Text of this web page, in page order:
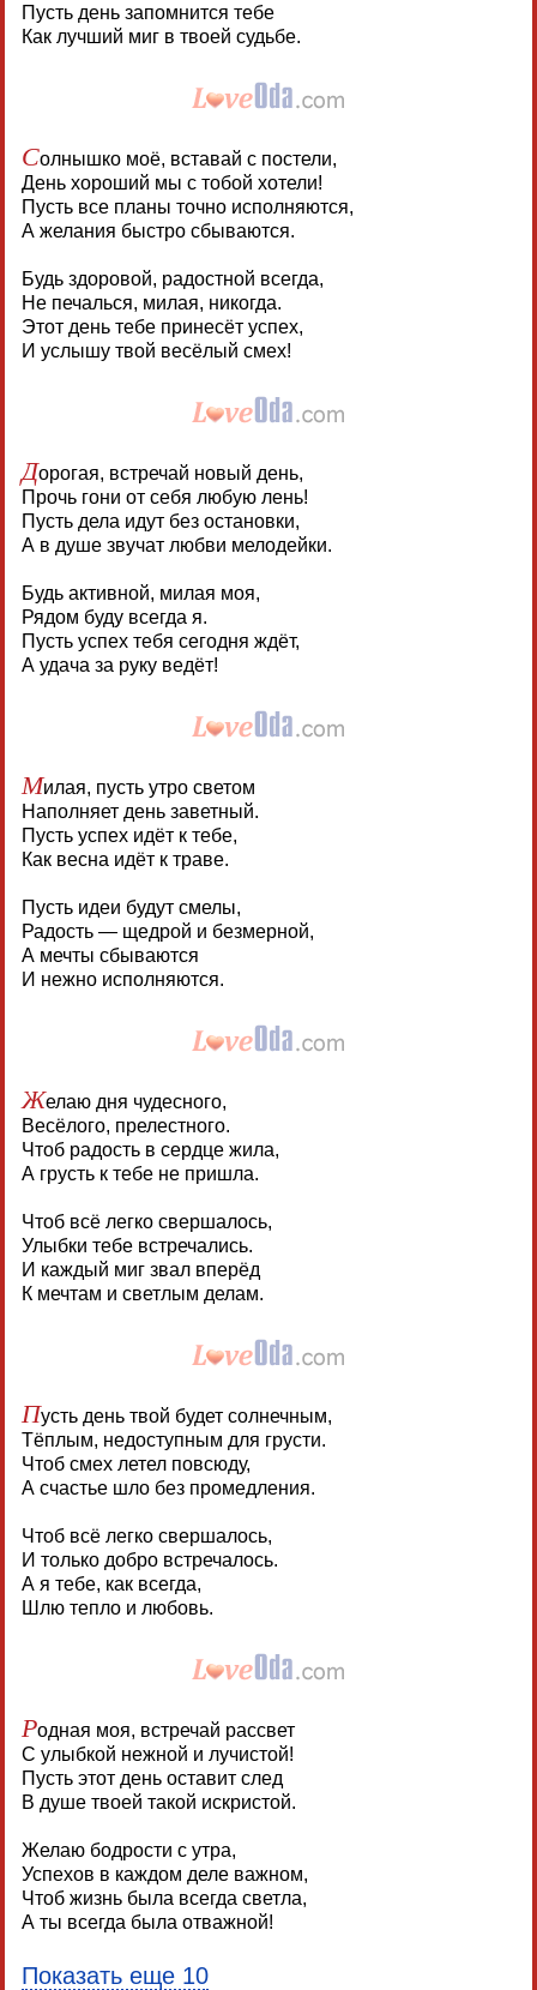
Пусть день запомнится тебе
Как лучший миг в твоей судьбе.
Солнышко моё, вставай с постели,
День хороший мы с тобой хотели!
Пусть все планы точно исполняются,
А желания быстро сбываются.
Будь здоровой, радостной всегда,
Не печалься, милая, никогда.
Этот день тебе принесёт успех,
И услышу твой весёлый смех!
Дорогая, встречай новый день,
Прочь гони от себя любую лень!
Пусть дела идут без остановки,
А в душе звучат любви мелодейки.
Будь активной, милая моя,
Рядом буду всегда я.
Пусть успех тебя сегодня ждёт,
А удача за руку ведёт!
Милая, пусть утро светом
Наполняет день заветный.
Пусть успех идёт к тебе,
Как весна идёт к траве.
Пусть идеи будут смелы,
Радость — щедрой и безмерной,
А мечты сбываются
И нежно исполняются.
Желаю дня чудесного,
Весёлого, прелестного.
Чтоб радость в сердце жила,
А грусть к тебе не пришла.
Чтоб всё легко свершалось,
Улыбки тебе встречались.
И каждый миг звал вперёд
К мечтам и светлым делам.
Пусть день твой будет солнечным,
Тёплым, недоступным для грусти.
Чтоб смех летел повсюду,
А счастье шло без промедления.
Чтоб всё легко свершалось,
И только добро встречалось.
А я тебе, как всегда,
Шлю тепло и любовь.
Родная моя, встречай рассвет
С улыбкой нежной и лучистой!
Пусть этот день оставит след
В душе твоей такой искристой.
Желаю бодрости с утра,
Успехов в каждом деле важном,
Чтоб жизнь была всегда светла,
А ты всегда была отважной!
Показать еще 10